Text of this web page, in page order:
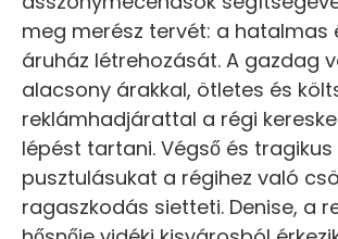
meg merész tervét: a hatalmas
áruház létrehozását. A gazdag
alacsony árakkal, ötletes és
reklámhadjárattal a régi
lépést tartani. Végső és tragikus
pusztulásukat a régihez való
ragaszkodás sietteti. Denise, a